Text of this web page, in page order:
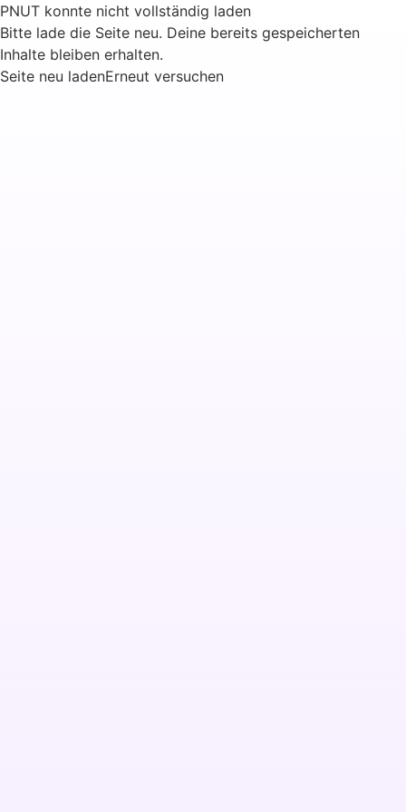
PNUT konnte nicht vollständig laden
Bitte lade die Seite neu. Deine bereits gespeicherten
Inhalte bleiben erhalten.
Seite neu ladenErneut versuchen